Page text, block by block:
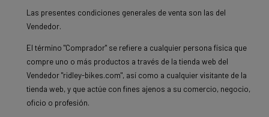
Las presentes condiciones generales de venta son las del
Vendedor.
El término "Comprador" se refiere a cualquier persona física que
compre uno o más productos a través de la tienda web del
Vendedor "ridley-bikes.com", así como a cualquier visitante de la
tienda web, y que actúe con fines ajenos a su comercio, negocio,
oficio o profesión.